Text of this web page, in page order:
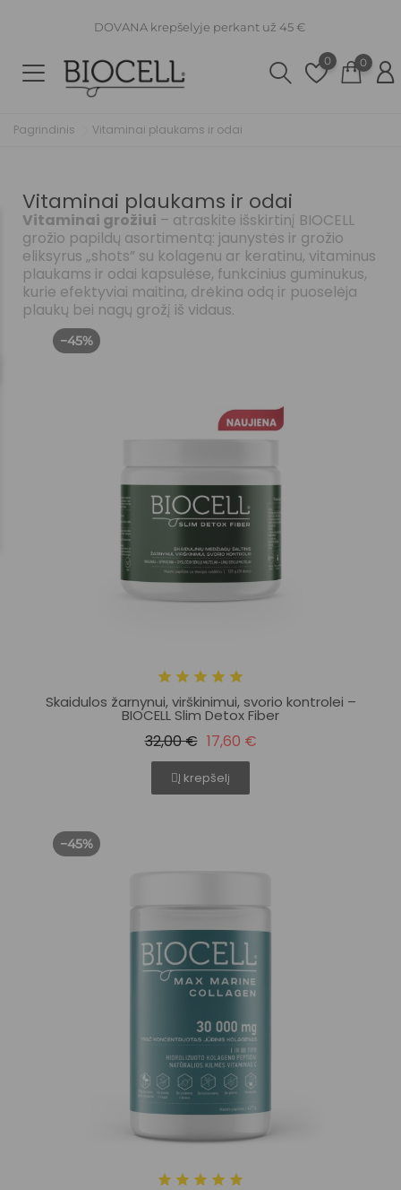
DOVANA krepšelyje perkant už 45 €
0 0
Pagrindinis Vitaminai plaukams ir odai
Vitaminai plaukams ir odai
Vitaminai grožiui – atraskite išskirtinį BIOCELL
grožio papildų asortimentą: jaunystės ir grožio
eliksyrus „shots” su kolagenu ar keratinu, vitaminus
plaukams ir odai kapsulėse, funkcinius guminukus,
kurie efektyviai maitina, drėkina odą ir puoselėja
plaukų bei nagų grožį iš vidaus.
−45%
Skaidulos žarnynui, virškinimui, svorio kontrolei –
BIOCELL Slim Detox Fiber
32,00 € 17,60 €
Į krepšelį
−45%